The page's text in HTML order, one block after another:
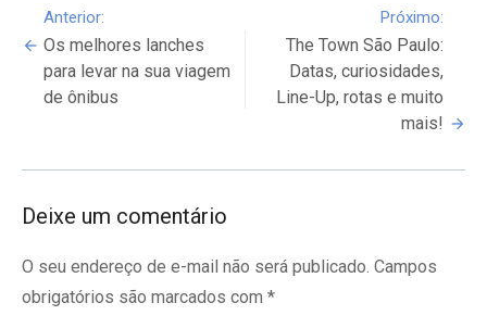
Continue
Reading
Anterior:
Os melhores lanches
para levar na sua viagem
de ônibus
Próximo:
The Town São Paulo:
Datas, curiosidades,
Line-Up, rotas e muito
mais!
Deixe um comentário
O seu endereço de e-mail não será publicado. Campos
obrigatórios são marcados com *